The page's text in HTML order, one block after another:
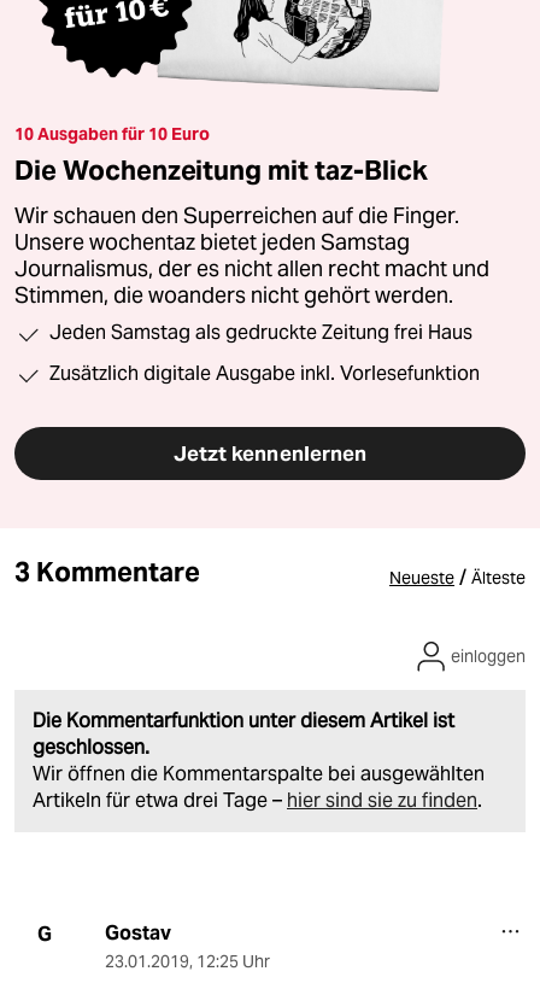
10 Ausgaben für 10 Euro
Die Wochenzeitung mit taz-Blick
Wir schauen den Superreichen auf die Finger.
Unsere wochentaz bietet jeden Samstag
Journalismus, der es nicht allen recht macht und
Stimmen, die woanders nicht gehört werden.
Jeden Samstag als gedruckte Zeitung frei Haus
Zusätzlich digitale Ausgabe inkl. Vorlesefunktion
Jetzt kennenlernen
3 Kommentare Neueste / Älteste
Die Kommentarfunktion unter diesem Artikel ist
geschlossen.
Wir öffnen die Kommentarspalte bei ausgewählten
Artikeln für etwa drei Tage – hier sind sie zu finden.
einloggen
G Gostav
23.01.2019, 12:25 Uhr